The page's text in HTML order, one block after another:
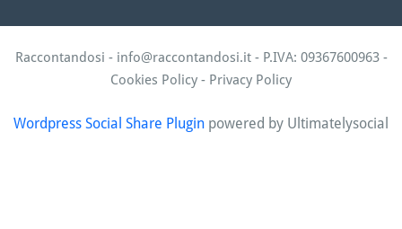
Raccontandosi - info@raccontandosi.it- P.IVA: 09367600963 -
Cookies Policy - Privacy Policy
Wordpress Social Share Plugin powered by Ultimatelysocial